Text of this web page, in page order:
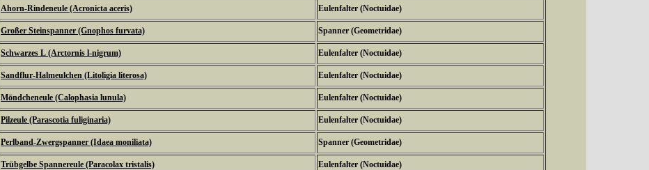
Ahorn-Rindeneule (Acronicta aceris) Eulenfalter (Noctuidae)
Großer Steinspanner (Gnophos furvata) Spanner (Geometridae)
Schwarzes L (Arctornis l-nigrum) Eulenfalter (Noctuidae)
Sandflur-Halmeulchen (Litoligia literosa) Eulenfalter (Noctuidae)
Möndcheneule (Calophasia lunula) Eulenfalter (Noctuidae)
Pilzeule (Parascotia fuliginaria) Eulenfalter (Noctuidae)
Perlband-Zwergspanner (Idaea moniliata) Spanner (Geometridae)
Trübgelbe Spannereule (Paracolax tristalis) Eulenfalter (Noctuidae)